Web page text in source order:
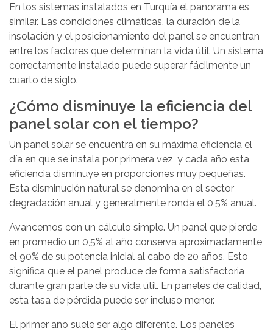
En los sistemas instalados en Turquía el panorama es
similar. Las condiciones climáticas, la duración de la
insolación y el posicionamiento del panel se encuentran
entre los factores que determinan la vida útil. Un sistema
correctamente instalado puede superar fácilmente un
cuarto de siglo.
¿Cómo disminuye la eficiencia del
panel solar con el tiempo?
Un panel solar se encuentra en su máxima eficiencia el
día en que se instala por primera vez , y cada año esta
eficiencia disminuye en proporciones muy pequeñas.
Esta disminución natural se denomina en el sector
degradación anual y generalmente ronda el 0,5% anual.
Avancemos con un cálculo simple. Un panel que pierde
en promedio un 0,5% al año conserva aproximadamente
el 90% de su potencia inicial al cabo de 20 años. Esto
significa que el panel produce de forma satisfactoria
durante gran parte de su vida útil. En paneles de calidad,
esta tasa de pérdida puede ser incluso menor.
El primer año suele ser algo diferente. Los paneles